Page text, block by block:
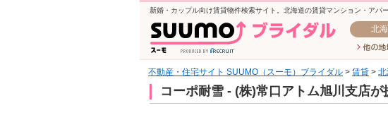
新婚・カップル向け賃貸物件検索サイト。北海道の賃貸マンション・アパ
北
不動産・住宅サイト SUUMO（スーモ）ブライダル > 賃貸 > 北
コーポ耐雪 - (株)常口アトム旭川支店